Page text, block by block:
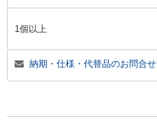
1個以上
納期・仕様・代替品のお問合せ